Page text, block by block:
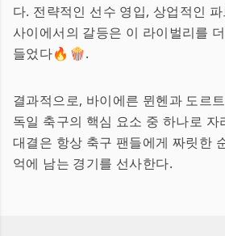
다. 전략적인 선수 영입, 상업적인
사이에서의 갈등은 이 라이벌리를
들었다🔥🍿.
결과적으로, 바이에른 뮌헨과 도르
독일 축구의 핵심 요소 중 하나로 자
대결은 항상 축구 팬들에게 짜릿한
억에 남는 경기를 선사한다.